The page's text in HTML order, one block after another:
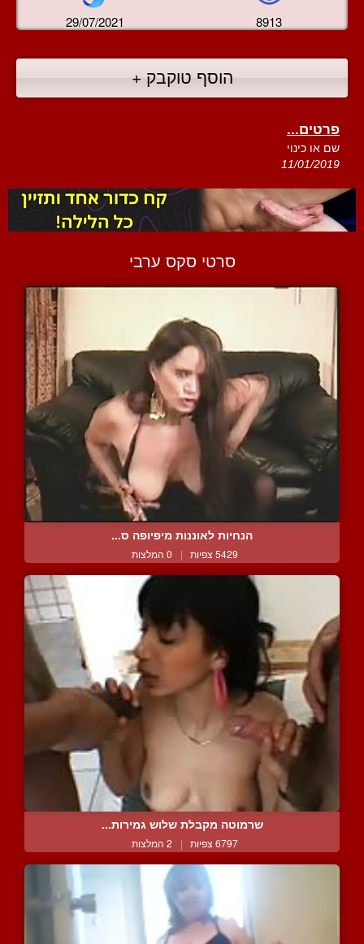
29/07/2021 8913
הוסף טוקבק +
פרטים...
שם או כינוי
11/01/2019
סרטי סקס ערבי
הנחיות לאוננות מיפיופה ס...
5429 צפיות | 0 המלצות
שרמוטה מקבלת שלוש גמירות...
6797 צפיות | 2 המלצות